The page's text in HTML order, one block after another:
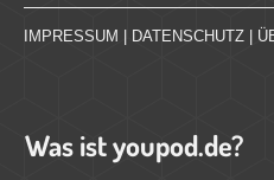
IMPRESSUM | DATENSCHUTZ |
Was ist youpod.de?